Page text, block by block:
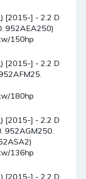
[2015-] - 2.2 D
952AEA250)
150hp
[2015-] - 2.2 D
180hp
[2015-] - 2.2 D
952AGM250.
136hp
[2015-] - 2.2 D